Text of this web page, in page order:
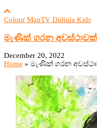
Colour ManTV Didiula Kids
මැණික් ගරන අවස්ථාවක් |
December 20, 2022
Home » මැණික් ගරන